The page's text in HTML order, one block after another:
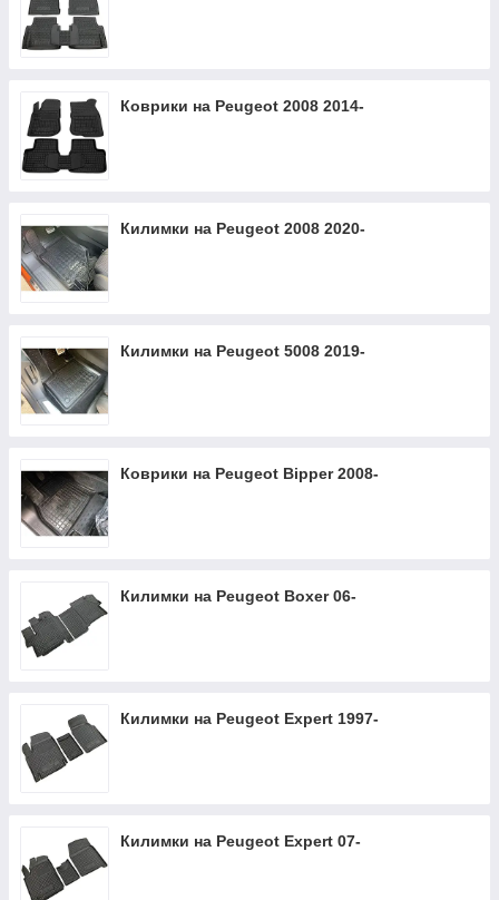
Коврики на Peugeot 2008 2014-
Килимки на Peugeot 2008 2020-
Килимки на Peugeot 5008 2019-
Коврики на Peugeot Bipper 2008-
Килимки на Peugeot Boxer 06-
Килимки на Peugeot Expert 1997-
Килимки на Peugeot Expert 07-